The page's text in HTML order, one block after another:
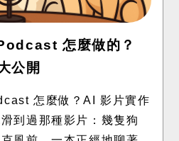
怎麼做的？
公開
怎麼做？AI 影片實作
到過那種影片：幾隻狗